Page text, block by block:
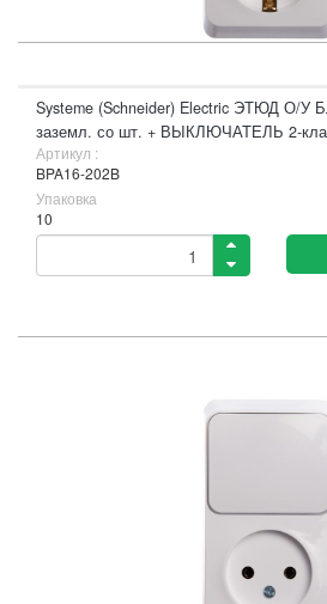
Systeme (Schneider) Electric ЭТЮД О/
заземл. со шт. + ВЫКЛЮЧАТЕЛЬ 2-
Артикул :
BPA16-202B
Упаковка
10